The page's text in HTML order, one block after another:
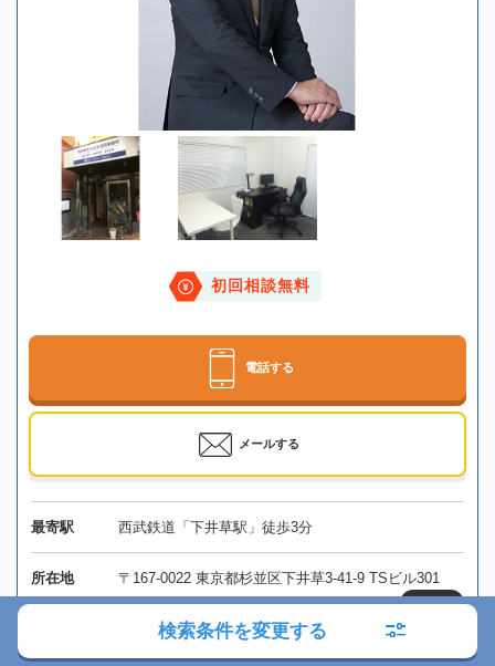
初回相談無料
電話する
メールする
最寄駅 西武鉄道「下井草駅」徒歩3分
所在地 〒167-0022 東京都杉並区下井草3-41-9 TSビル301
地図
対応エリア 東京、神奈川、埼玉、千葉
検索条件を変更する